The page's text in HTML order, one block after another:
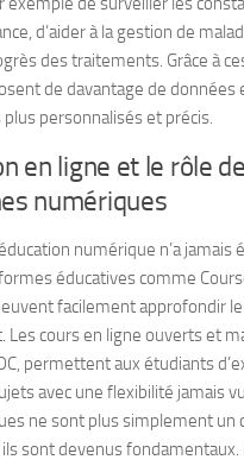
d’aider à la gestion de
des traitements. Grâce à
de davantage de données
personnalisés et précis.
en ligne et le rôle
numériques
numérique n’a jamais
éducatives comme
facilement approfondir
Les cours en ligne ouverts et
permettent aux étudiants
avec une flexibilité jamais
ne sont plus simplement un
sont devenus